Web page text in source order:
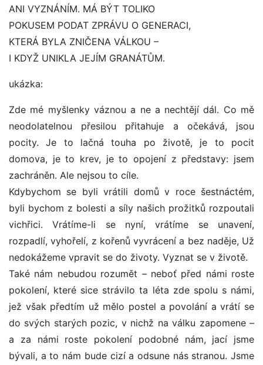
ANI VYZNÁNÍM. MÁ BÝT TOLIKO
POKUSEM PODAT ZPRÁVU O GENERACI,
KTERÁ BYLA ZNIČENA VÁLKOU –
I KDYŽ UNIKLA JEJÍM GRANÁTŮM.
ukázka:
Zde mé myšlenky váznou a ne a nechtějí dál. Co mě
neodolatelnou přesilou přitahuje a očekává, jsou
pocity. Je to lačná touha po životě, je to pocit
domova, je to krev, je to opojení z představy: jsem
zachráněn. Ale nejsou to cíle.
Kdybychom se byli vrátili domů v roce šestnáctém,
byli bychom z bolesti a síly našich prožitků rozpoutali
vichřici. Vrátíme-li se nyní, vrátíme se unavení,
rozpadlí, vyhořelí, z kořenů vyvrácení a bez naděje, Už
nedokážeme vpravit se do životy. Vyznat se v životě.
Také nám nebudou rozumět – neboť před námi roste
pokolení, které sice strávilo ta léta zde spolu s námi,
jež však předtím už mělo postel a povolání a vrátí se
do svých starých pozic, v nichž na válku zapomene –
a za námi roste pokolení podobné nám, jací jsme
bývali, a to nám bude cizí a odsune nás stranou. Jsme